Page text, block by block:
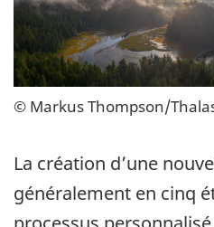
© Markus Thompson/
La création d’une
généralement en cinq